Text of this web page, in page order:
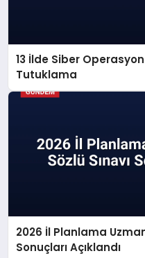
13 İlde Siber
Tutuklama
2026 İl Planlama Uzman
Sonuçları Açıklandı